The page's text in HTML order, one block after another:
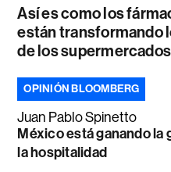
Así es como los
están transformando
de los
OPINIÓN BLOOMBERG
Juan Pablo Spinetto
México está ganando la
la hospitalidad